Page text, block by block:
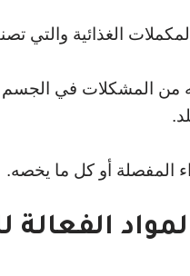
من المشكلات في
المفصلة أو كل ما يخصه.